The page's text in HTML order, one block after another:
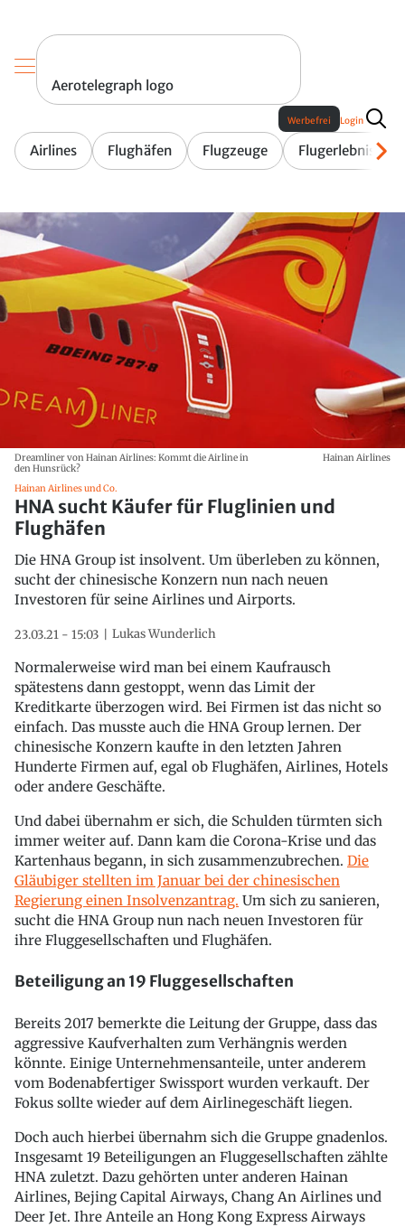
Aerotelegraph logo
Airlines Flughäfen Flugzeuge Flugerlebnis
Werbefrei Login
Dreamliner von Hainan Airlines: Kommt die Airline in
den Hunsrück?
Hainan Airlines
Hainan Airlines und Co.
HNA sucht Käufer für Fluglinien und
Flughäfen
Die HNA Group ist insolvent. Um überleben zu können,
sucht der chinesische Konzern nun nach neuen
Investoren für seine Airlines und Airports.
23.03.21 - 15:03 Lukas Wunderlich
Normalerweise wird man bei einem Kaufrausch
spätestens dann gestoppt, wenn das Limit der
Kreditkarte überzogen wird. Bei Firmen ist das nicht so
einfach. Das musste auch die HNA Group lernen. Der
chinesische Konzern kaufte in den letzten Jahren
Hunderte Firmen auf, egal ob Flughäfen, Airlines, Hotels
oder andere Geschäfte.
Und dabei übernahm er sich, die Schulden türmten sich
immer weiter auf. Dann kam die Corona-Krise und das
Kartenhaus begann, in sich zusammenzubrechen. Die
Gläubiger stellten im Januar bei der chinesischen
Regierung einen Insolvenzantrag. Um sich zu sanieren,
sucht die HNA Group nun nach neuen Investoren für
ihre Fluggesellschaften und Flughäfen.
Beteiligung an 19 Fluggesellschaften
Bereits 2017 bemerkte die Leitung der Gruppe, dass das
aggressive Kaufverhalten zum Verhängnis werden
könnte. Einige Unternehmensanteile, unter anderem
vom Bodenabfertiger Swissport wurden verkauft. Der
Fokus sollte wieder auf dem Airlinegeschäft liegen.
Doch auch hierbei übernahm sich die Gruppe gnadenlos.
Insgesamt 19 Beteiligungen an Fluggesellschaften zählte
HNA zuletzt. Dazu gehörten unter anderen Hainan
Airlines, Bejing Capital Airways, Chang An Airlines und
Deer Jet. Ihre Anteile an Hong Kong Express Airways